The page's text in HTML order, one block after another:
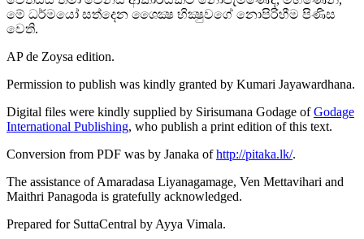
මේ ධර්මයෝ සත්දෙන ශෛක්‍ෂ භික්‍ෂුවගේ නොපිරිහීම පිණිස
වෙති.
AP de Zoysa edition.
Permission to publish was kindly granted by Kumari Jayawardhana.
Digital files were kindly supplied by Sirisumana Godage ofGodage
International Publishing, who publish a print edition of this text.
Conversion from PDF was by Janaka ofhttp://pitaka.lk/.
The assistance of Amaradasa Liyanagamage, Ven Mettavihari and
Maithri Panagoda is gratefully acknowledged.
Prepared for SuttaCentral by Ayya Vimala.